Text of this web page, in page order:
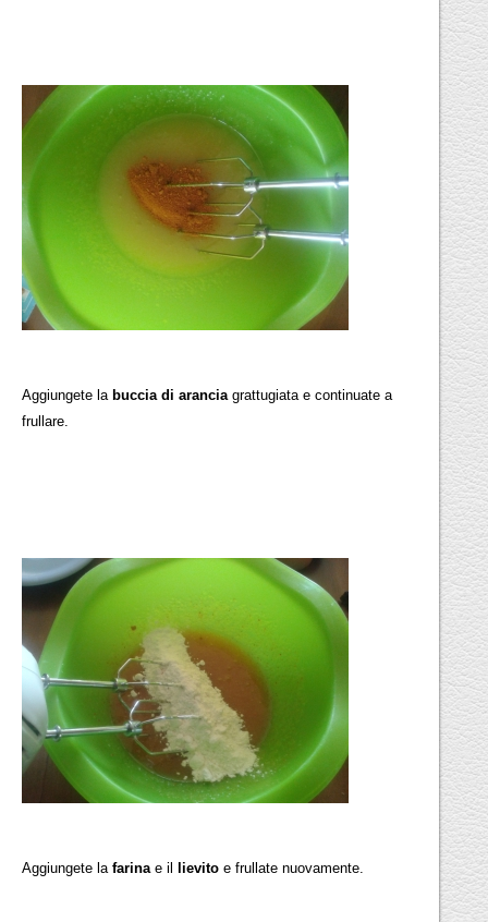
Aggiungete la buccia di aranciagrattugiata e continuate a
frullare.
Aggiungete lafarinae il lievito e frullate nuovamente.